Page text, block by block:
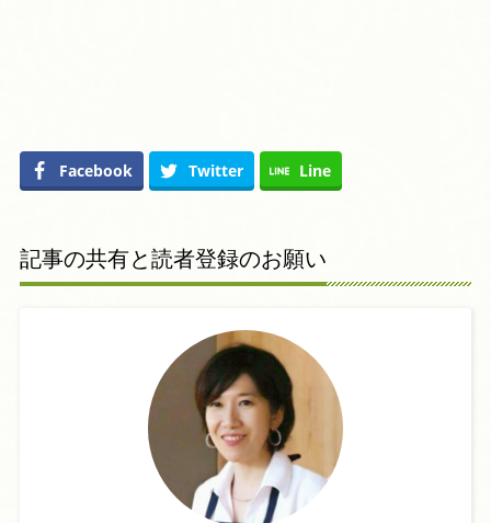
Facebook Twitter Line
記事の共有と読者登録のお願い